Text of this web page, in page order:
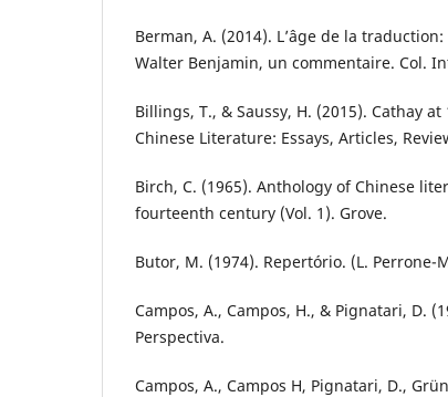
Berman, A. (2014). L’âge de la
Walter Benjamin, un commentaire. Col.
Billings, T., & Saussy, H. (2015). Cathay at
Chinese Literature: Essays, Articles,
Birch, C. (1965). Anthology of Chinese
fourteenth century (Vol. 1). Grove.
Butor, M. (1974). Repertório. (L. Perrone-
Campos, A., Campos, H., & Pignatari, D.
Perspectiva.
Campos, A., Campos H, Pignatari, D.,